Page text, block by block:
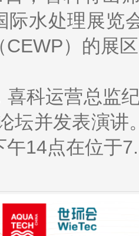
水处理展览
CEWP）的展
运营总监纪
坛并发表演
午14点在位于
I
n
i
b